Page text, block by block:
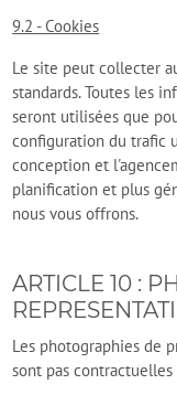
9.2 - Cookies
Le site peut collecter
standards. Toutes les
seront utilisées que
configuration du trafic
conception et
planification et plus
nous vous offrons.
ARTICLE 10 :
Les photographies de
sont pas